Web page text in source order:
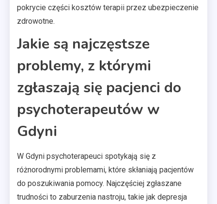
pokrycie części kosztów terapii przez ubezpieczenie
zdrowotne.
Jakie są najczęstsze
problemy, z którymi
zgłaszają się pacjenci do
psychoterapeutów w
Gdyni
W Gdyni psychoterapeuci spotykają się z
różnorodnymi problemami, które skłaniają pacjentów
do poszukiwania pomocy. Najczęściej zgłaszane
trudności to zaburzenia nastroju, takie jak depresja